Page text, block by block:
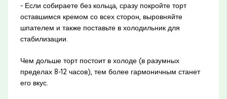
- Если собираете без кольца, сразу покройте торт
оставшимся кремом со всех сторон, выровняйте
шпателем и также поставьте в холодильник для
стабилизации.
Чем дольше торт постоит в холоде (в разумных
пределах 8-12 часов), тем более гармоничным станет
его вкус.